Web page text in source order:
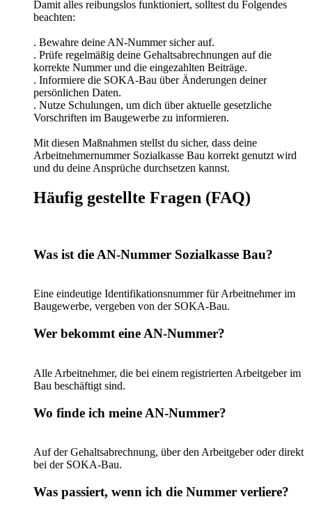
Damit alles reibungslos funktioniert, solltest du Folgendes
beachten:
. Bewahre deine AN-Nummer sicher auf.
. Prüfe regelmäßig deine Gehaltsabrechnungen auf die
korrekte Nummer und die eingezahlten Beiträge.
. Informiere die SOKA-Bau über Änderungen deiner
persönlichen Daten.
. Nutze Schulungen, um dich über aktuelle gesetzliche
Vorschriften im Baugewerbe zu informieren.
Mit diesen Maßnahmen stellst du sicher, dass deine
Arbeitnehmernummer Sozialkasse Bau korrekt genutzt wird
und du deine Ansprüche durchsetzen kannst.
Häufig gestellte Fragen (FAQ)
Was ist die AN-Nummer Sozialkasse Bau?
Eine eindeutige Identifikationsnummer für Arbeitnehmer im
Baugewerbe, vergeben von der SOKA-Bau.
Wer bekommt eine AN-Nummer?
Alle Arbeitnehmer, die bei einem registrierten Arbeitgeber im
Bau beschäftigt sind.
Wo finde ich meine AN-Nummer?
Auf der Gehaltsabrechnung, über den Arbeitgeber oder direkt
bei der SOKA-Bau.
Was passiert, wenn ich die Nummer verliere?